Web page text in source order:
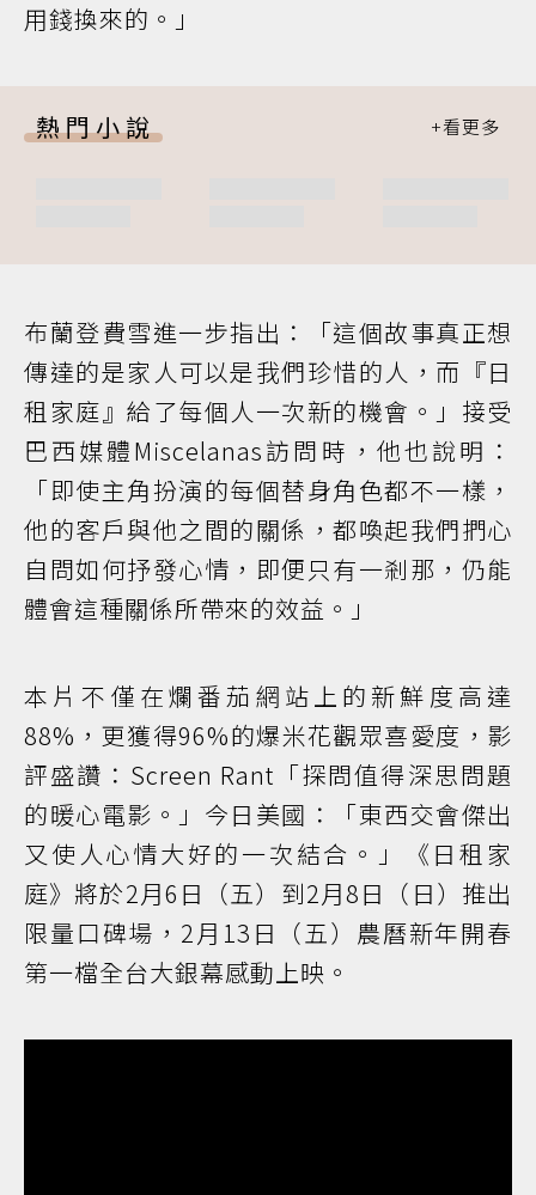
用錢換來的。」
熱門小說
布蘭登費雪進一步指出：「這個故事真正想
傳達的是家人可以是我們珍惜的人，而『日
租家庭』給了每個人一次新的機會。」接受
巴西媒體Miscelanas訪問時，他也說明：
「即使主角扮演的每個替身角色都不一樣，
他的客戶與他之間的關係，都喚起我們捫心
自問如何抒發心情，即便只有一剎那，仍能
體會這種關係所帶來的效益。」
本片不僅在爛番茄網站上的新鮮度高達
88%，更獲得96%的爆米花觀眾喜愛度，影
評盛讚：Screen Rant「探問值得深思問題
的暖心電影。」今日美國：「東西交會傑出
又使人心情大好的一次結合。」《日租家
庭》將於2月6日（五）到2月8日（日）推出
限量口碑場，2月13日（五）農曆新年開春
第一檔全台大銀幕感動上映。